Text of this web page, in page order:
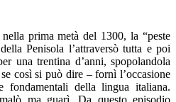
prima metà del 1300, la “peste
Penisola l’attraversò tutta e poi
una trentina d’anni, spopolandola
così si può dire – fornì l’occasione
fondamentali della lingua italiana.
ma guarì. Da questo episodio